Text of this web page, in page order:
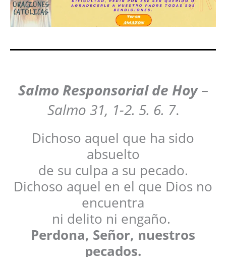
Salmo Responsorial de Hoy –
Salmo 31, 1-2. 5. 6. 7.
Dichoso aquel que ha sido
absuelto
de su culpa a su pecado.
Dichoso aquel en el que Dios no
encuentra
ni delito ni engaño.
Perdona, Señor, nuestros
pecados.